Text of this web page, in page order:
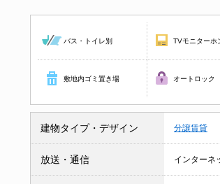
バス・トイレ別 TVモニターホ
敷地内ゴミ置き場 オートロック
建物タイプ・デザイン 分譲賃貸
放送・通信 インターネ